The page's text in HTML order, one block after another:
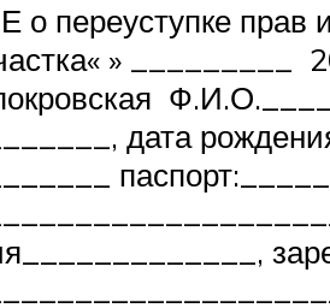
переуступке прав
участка«
дата